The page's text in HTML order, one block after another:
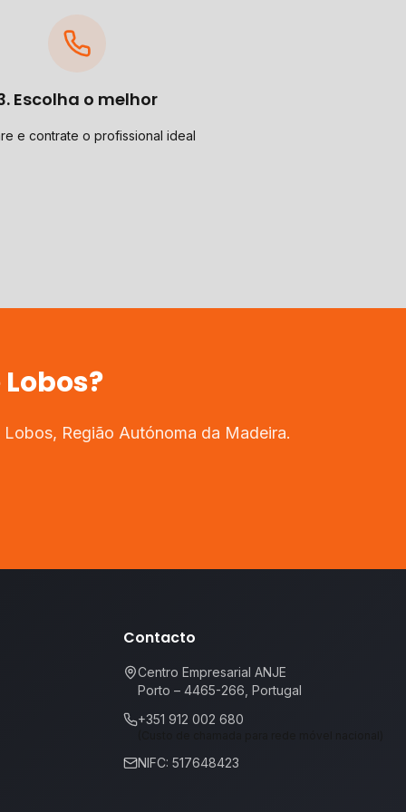
Escolha o melhor
e contrate o profissional ideal
?
Lobos, Região Autónoma da Madeira.
Contacto
Centro Empresarial ANJE
Porto – 4465-266, Portugal
+351 912 002 680
NIFC: 517648423